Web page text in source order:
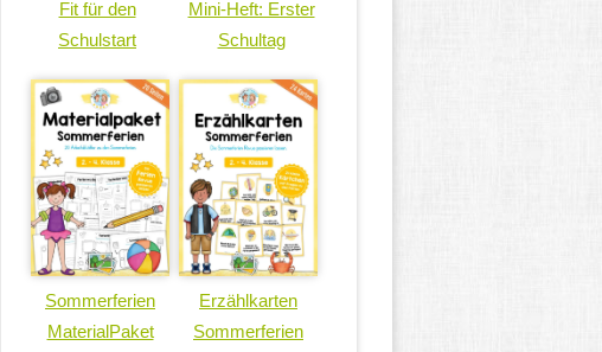
Fit für den
Schulstart
Mini-Heft: Erster
Schultag
Sommerferien
MaterialPaket
Erzählkarten
Sommerferien